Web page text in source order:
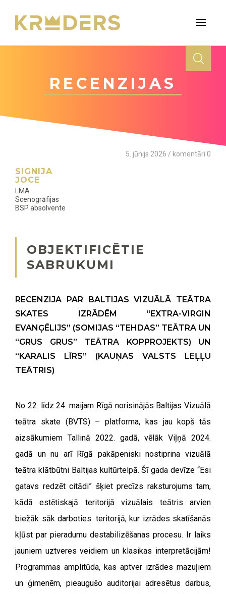
RECENZIJAS
5. jūnijs 2026 / komentāri 0
SIGNIJA
JOCE
LMA
Scenogrāfijas
BSP absolvente
OBJEKTIFICĒTIE
SABRUKUMI
RECENZIJA PAR BALTIJAS VIZUĀLĀ TEĀTRA
SKATES IZRĀDĒM “EXTRA-VIRGIN
EVANĢĒLIJS” (SOMIJAS “TEHDAS” TEĀTRA UN
“GRUS GRUS” TEĀTRA KOPPROJEKTS) UN
“KARALIS LĪRS” (KAUŅAS VALSTS LEĻĻU
TEĀTRIS)
No 22. līdz 24. maijam Rīgā norisinājās Baltijas Vizuālā
teātra skate (BVTS) – platforma, kas jau kopš tās
aizsākumiem Tallinā 2022. gadā, vēlāk Viļņā 2024.
gadā un nu arī Rīgā pakāpeniski nostiprina vizuālā
teātra klātbūtni Baltijas kultūrtelpā. Šī gada devīze “Esi
gatavs redzēt citādi” šķiet precīzs raksturojums tam,
kādā estētiskajā teritorijā vizuālais teātris arvien
biežāk sāk darboties: teritorijā, kur izrādes skatīšanās
kļūst par pieradumu destabilizēšanas procesu. Ir laiks
jauniem uztveres veidiem un klasikas interpretācijām!
Programmas amplitūda, kas aptver izrādes mazuļiem
un ģimenēm, pieaugušo auditorijai adresētus darbus,